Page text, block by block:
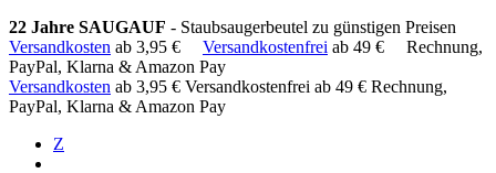
22 Jahre SAUGAUF - Staubsaugerbeutel zu günstigen Preisen
Versandkosten ab 3,95 € Versandkostenfrei ab 49 €
Rechnung,
PayPal, Klarna & Amazon Pay
Versandkosten ab 3,95 € Versandkostenfrei ab 49 € Rechnung,
PayPal, Klarna & Amazon Pay
Z